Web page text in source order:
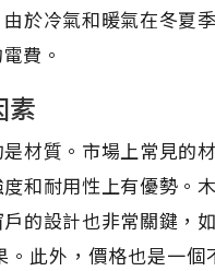
於冷氣和暖氣在冬夏
費。
素
材質。市場上常見的
和耐用性上有優勢。
的設計也非常關鍵，
此外，價格也是一